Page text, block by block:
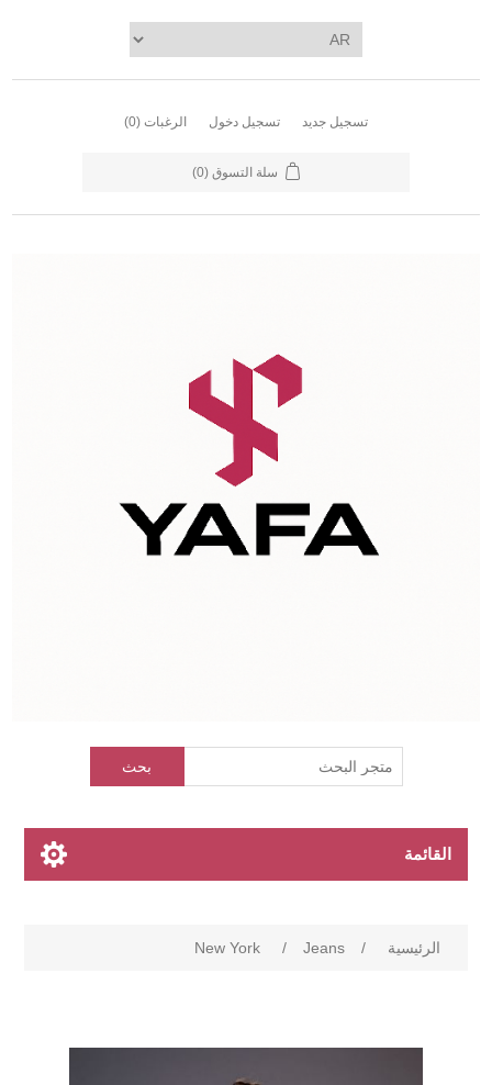
تسجيل جديد تسجيل دخول الرغبات (0)
سلة التسوق (0)
بحث
القائمة
الرئيسية /
Jeans
/
New York